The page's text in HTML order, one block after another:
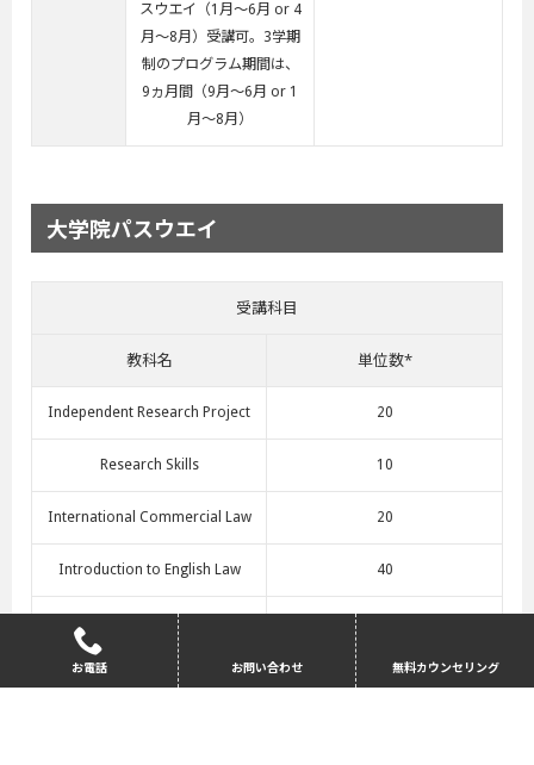
スウエイ（1月～6月 or 4
月～8月）受講可。3学期
制のプログラム期間は、
9ヵ月間（9月～6月 or 1
月～8月）
大学院パスウエイ
受講科目
教科名 単位数*
Independent Research Project 20
Research Skills 10
International Commercial Law 20
Introduction to English Law 40
English Language and Study Ski
お電話 お問い合わせ 無料カウンセリング